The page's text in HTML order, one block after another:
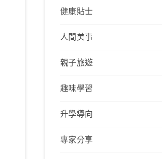
健康貼士
人間美事
親子旅遊
趣味學習
升學導向
專家分享